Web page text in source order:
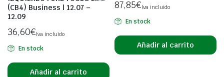
(CB4) Business | 12.07 –
12.09
36,60€Iva incluido
En stock
Añadir al carrito
87,85€Iva incluido
En stock
Añadir al carrito